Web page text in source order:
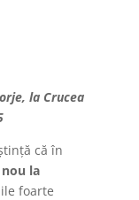
la Crucea
că în
la
foarte